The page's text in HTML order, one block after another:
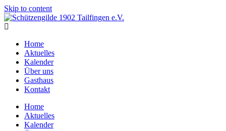
Skip to content
Home
Aktuelles
Kalender
Über uns
Gasthaus
Kontakt
Home
Aktuelles
Kalender